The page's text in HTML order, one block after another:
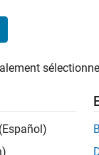
d'offre
Les
(Español)